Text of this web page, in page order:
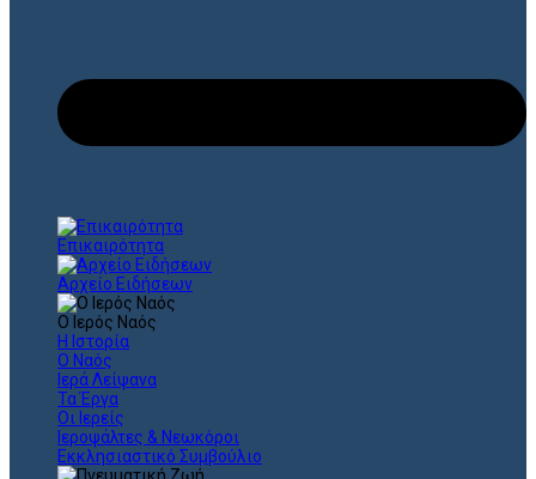
Επικαιρότητα
Αρχείο Ειδήσεων
Ο Ιερός Ναός
Η Ιστορία
Ο Ναός
Ιερά Λείψανα
Τα Έργα
Οι Ιερείς
Ιεροψάλτες & Νεωκόροι
Εκκλησιαστικό Συμβούλιο